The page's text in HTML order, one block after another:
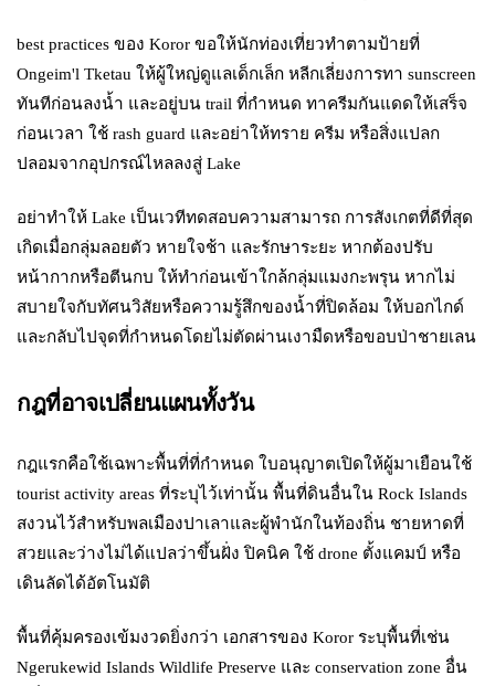
best practices ของ Koror ขอให้นักท่องเที่ยวทำตามป้ายที่
Ongeim'l Tketau ให้ผู้ใหญ่ดูแลเด็กเล็ก หลีกเลี่ยงการทา sunscreen
ทันทีก่อนลงน้ำ และอยู่บน trail ที่กำหนด ทาครีมกันแดดให้เสร็จ
ก่อนเวลา ใช้ rash guard และอย่าให้ทราย ครีม หรือสิ่งแปลก
ปลอมจากอุปกรณ์ไหลลงสู่ Lake
อย่าทำให้ Lake เป็นเวทีทดสอบความสามารถ การสังเกตที่ดีที่สุด
เกิดเมื่อกลุ่มลอยตัว หายใจช้า และรักษาระยะ หากต้องปรับ
หน้ากากหรือตีนกบ ให้ทำก่อนเข้าใกล้กลุ่มแมงกะพรุน หากไม่
สบายใจกับทัศนวิสัยหรือความรู้สึกของน้ำที่ปิดล้อม ให้บอกไกด์
และกลับไปจุดที่กำหนดโดยไม่ตัดผ่านเงามืดหรือขอบป่าชายเลน
กฎที่อาจเปลี่ยนแผนทั้งวัน
กฎแรกคือใช้เฉพาะพื้นที่ที่กำหนด ใบอนุญาตเปิดให้ผู้มาเยือนใช้
tourist activity areas ที่ระบุไว้เท่านั้น พื้นที่ดินอื่นใน Rock Islands
สงวนไว้สำหรับพลเมืองปาเลาและผู้พำนักในท้องถิ่น ชายหาดที่
สวยและว่างไม่ได้แปลว่าขึ้นฝั่ง ปิคนิค ใช้ drone ตั้งแคมป์ หรือ
เดินลัดได้อัตโนมัติ
พื้นที่คุ้มครองเข้มงวดยิ่งกว่า เอกสารของ Koror ระบุพื้นที่เช่น
Ngerukewid Islands Wildlife Preserve และ conservation zone อื่น